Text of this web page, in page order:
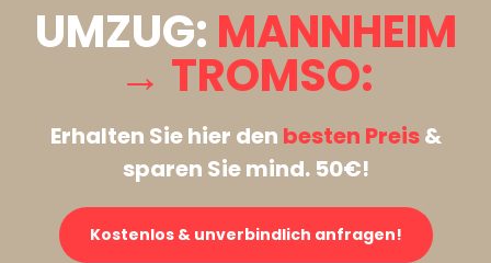
UMZUG: MANNHEIM
→ TROMSO:
Erhalten Sie hier den besten Preis&
sparen Sie mind. 50€!
Kostenlos & unverbindlich anfragen!